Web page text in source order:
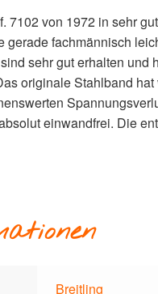
7102 von 1972 in sehr
fachmännisch
sehr gut erhalten und
originale Stahlband
einwandfrei. Die
Breitling